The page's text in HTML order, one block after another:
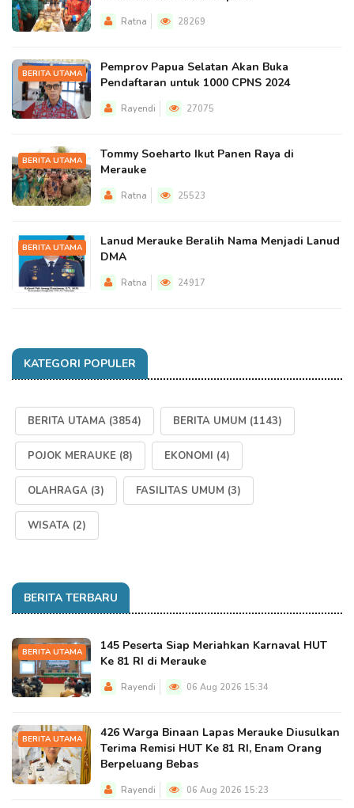
Ratna 28269
BERITA UTAMA
Pemprov Papua Selatan Akan Buka
Pendaftaran untuk 1000 CPNS 2024
Rayendi 27075
BERITA UTAMA
Tommy Soeharto Ikut Panen Raya di
Merauke
Ratna 25523
BERITA UTAMA
Lanud Merauke Beralih Nama Menjadi Lanud
DMA
Ratna 24917
KATEGORI POPULER
BERITA UTAMA (3854) BERITA UMUM (1143)
POJOK MERAUKE (8) EKONOMI (4)
OLAHRAGA (3) FASILITAS UMUM (3)
WISATA (2)
BERITA TERBARU
BERITA UTAMA
145 Peserta Siap Meriahkan Karnaval HUT
Ke 81 RI di Merauke
Rayendi 06 Aug 2026 15:34
BERITA UTAMA
426 Warga Binaan Lapas Merauke Diusulkan
Terima Remisi HUT Ke 81 RI, Enam Orang
Berpeluang Bebas
Rayendi 06 Aug 2026 15:23